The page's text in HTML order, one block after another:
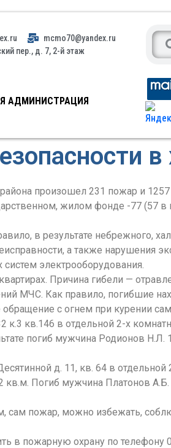
mcmo70@yandex.ru
пер., д. 7, 2-й этаж
АДМИНИСТРАЦИЯ
произошел 231 пожар и 1257
жилом фонде -77 (57 в
в результате небрежного,
а также нарушения
электрооборудования.
Причина гибели —
МЧС. Как правило, погибшие
с огнем при курении
к.3 кв.146 в отдельной 2-х
погиб мужчина Родионов Н.Л.
д. 11, кв. 64 в отдельной
Погиб мужчина Платонов
сам пожар, можно избежать,
в пожарную охрану по телефону